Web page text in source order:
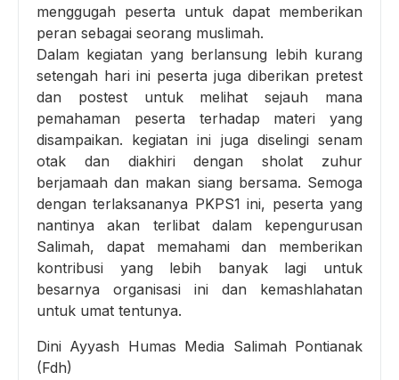
menggugah peserta untuk dapat memberikan
peran sebagai seorang muslimah.
Dalam kegiatan yang berlansung lebih kurang
setengah hari ini peserta juga diberikan pretest
dan postest untuk melihat sejauh mana
pemahaman peserta terhadap materi yang
disampaikan. kegiatan ini juga diselingi senam
otak dan diakhiri dengan sholat zuhur
berjamaah dan makan siang bersama. Semoga
dengan terlaksananya PKPS1 ini, peserta yang
nantinya akan terlibat dalam kepengurusan
Salimah, dapat memahami dan memberikan
kontribusi yang lebih banyak lagi untuk
besarnya organisasi ini dan kemashlahatan
untuk umat tentunya.
Dini Ayyash Humas Media Salimah Pontianak
(Fdh)